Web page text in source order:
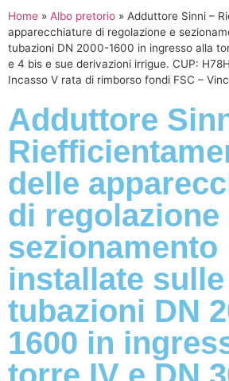
Home » Albo pretorio » Adduttore Sinni –
apparecchiature di regolazione e
tubazioni DN 2000-1600 in ingresso alla
e 4 bis e sue derivazioni irrigue. CUP:
Incasso V rata di rimborso fondi FSC –
Adduttore
delle
di regolazione
sezionamento
installate sulle
tubazioni DN
1600 in